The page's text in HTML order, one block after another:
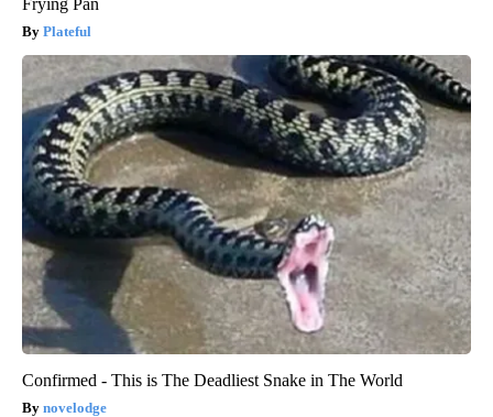
Plateful
Confirmed - This is The Deadliest Snake in The World
novelodge